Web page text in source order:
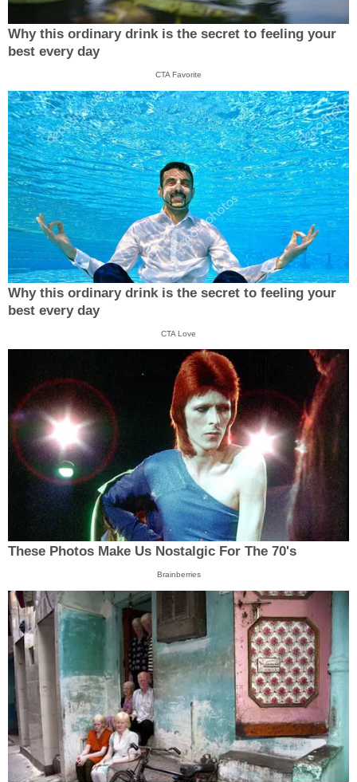
Why this ordinary drink is the secret to feeling your
best every day
CTA Favorite
Why this ordinary drink is the secret to feeling your
best every day
CTA Love
These Photos Make Us Nostalgic For The 70's
Brainberries